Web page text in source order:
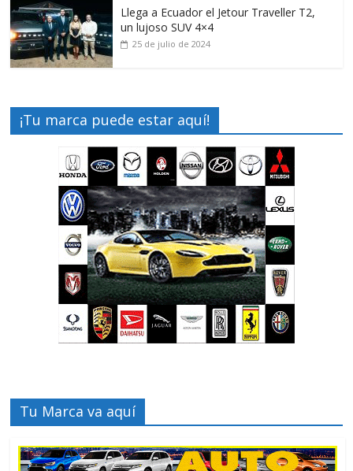
Llega a Ecuador el Jetour Traveller T2,
un lujoso SUV 4×4
25 de julio de 2024
¡Tu marca puede estar aquí!
Tu Marca va aquí